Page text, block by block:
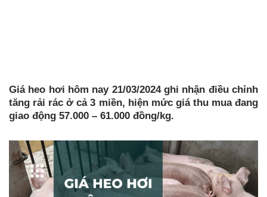
Giá heo hơi hôm nay 21/03/2024 ghi nhận điều chỉnh
tăng rải rác ở cả 3 miền, hiện mức giá thu mua đang
giao động 57.000 – 61.000 đồng/kg.